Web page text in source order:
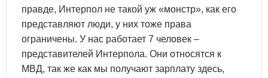
правде, Интерпол не такой уж «монстр», как его
представляют люди, у них тоже права
ограничены. У нас работает 7 человек –
представителей Интерпола. Они относятся к
МВД, так же как мы получают зарплату здесь,